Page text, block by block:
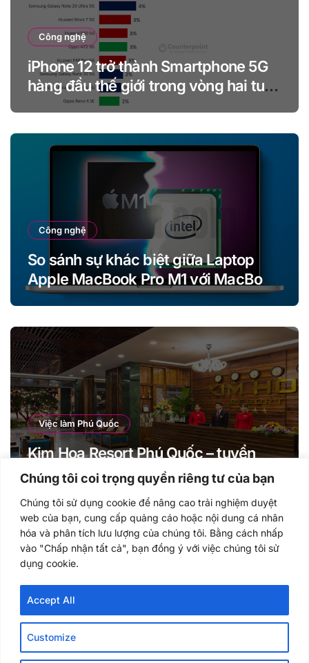
Chúng tôi coi trọng quyền riêng tư của bạn
Chúng tôi sử dụng cookie để nâng cao trải nghiệm duyệt
web của bạn, cung cấp quảng cáo hoặc nội dung cá nhân
hóa và phân tích lưu lượng của chúng tôi. Bằng cách nhấp
vào "Chấp nhận tất cả", bạn đồng ý với việc chúng tôi sử
dụng cookie.
Customize
Accept All
Công nghệ
iPhone 12 trở thành Smartphone 5G
hàng đầu thế giới trong vòng hai tuần
kể từ khi ra mắt
Công nghệ
So sánh sự khác biệt giữa Laptop
Apple MacBook Pro M1 với MacBook
Pro Intel (13 inch)
Việc làm Phú Quốc
Kim Hoa Resort Phú Quốc – tuyển
dụng Nhân sự cho năm 2021
Vietut.com